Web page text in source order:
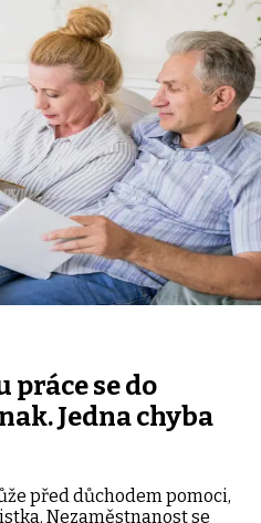
práce se do
Jedna chyba
před důchodem pomoci,
Nezaměstnanost se